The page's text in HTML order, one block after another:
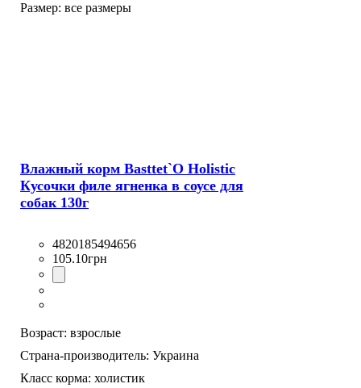
Размер: все размеры
Влажный корм Basttet`O Holistic
Кусочки филе ягненка в соусе для
собак 130г
4820185494656
105.10грн
Возраст: взрослые
Страна-производитель: Украина
Класс корма: холистик